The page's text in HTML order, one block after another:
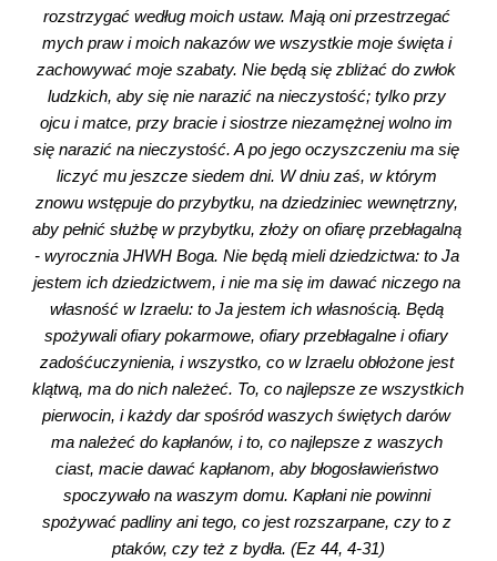
rozstrzygać według moich ustaw. Mają oni przestrzegać
mych praw i moich nakazów we wszystkie moje święta i
zachowywać moje szabaty. Nie będą się zbliżać do zwłok
ludzkich, aby się nie narazić na nieczystość; tylko przy
ojcu i matce, przy bracie i siostrze niezamężnej wolno im
się narazić na nieczystość. A po jego oczyszczeniu ma się
liczyć mu jeszcze siedem dni. W dniu zaś, w którym
znowu wstępuje do przybytku, na dziedziniec wewnętrzny,
aby pełnić służbę w przybytku, złoży on ofiarę przebłagalną
- wyrocznia JHWH Boga. Nie będą mieli dziedzictwa: to Ja
jestem ich dziedzictwem, i nie ma się im dawać niczego na
własność w Izraelu: to Ja jestem ich własnością. Będą
spożywali ofiary pokarmowe, ofiary przebłagalne i ofiary
zadośćuczynienia, i wszystko, co w Izraelu obłożone jest
klątwą, ma do nich należeć. To, co najlepsze ze wszystkich
pierwocin, i każdy dar spośród waszych świętych darów
ma należeć do kapłanów, i to, co najlepsze z waszych
ciast, macie dawać kapłanom, aby błogosławieństwo
spoczywało na waszym domu. Kapłani nie powinni
spożywać padliny ani tego, co jest rozszarpane, czy to z
ptaków, czy też z bydła. (Ez 44, 4-31)